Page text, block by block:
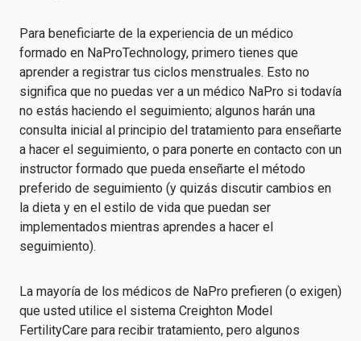
Para beneficiarte de la experiencia de un médico
formado en NaProTechnology, primero tienes que
aprender a registrar tus ciclos menstruales. Esto no
significa que no puedas ver a un médico NaPro si todavía
no estás haciendo el seguimiento; algunos harán una
consulta inicial al principio del tratamiento para enseñarte
a hacer el seguimiento, o para ponerte en contacto con un
instructor formado que pueda enseñarte el método
preferido de seguimiento (y quizás discutir cambios en
la dieta y en el estilo de vida que puedan ser
implementados mientras aprendes a hacer el
seguimiento).
La mayoría de los médicos de NaPro prefieren (o exigen)
que usted utilice el sistema Creighton Model
FertilityCare para recibir tratamiento, pero algunos